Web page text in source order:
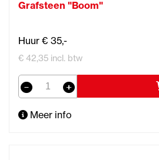
Grafsteen "Boom"
Huur € 35,-
€ 42,35 incl. btw
Meer info